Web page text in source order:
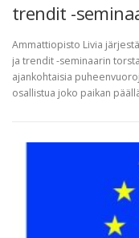
trendit -
Ammattiopisto Livia
ja trendit -seminaarin
ajankohtaisia
osallistua joko paikan